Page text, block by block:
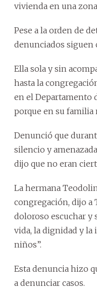
vivienda en una
Pese a la orden de
denunciados siguen
Ella sola y sin
hasta la
en el Departamento
porque en su familia
Denunció que
silencio y
dijo que no eran
La hermana
congregación, dijo a
doloroso escuchar y
vida, la dignidad y
niños”.
Esta denuncia hizo
a denunciar casos.